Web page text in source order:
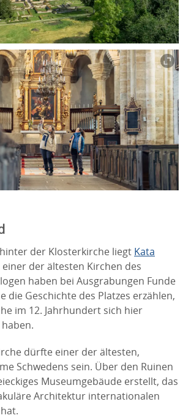
der Klosterkirche liegt Kata
einer der ältesten Kirchen des
haben bei Ausgrabungen Funde
die Geschichte des Platzes erzählen,
im 12. Jahrhundert sich hier
dürfte einer der ältesten,
Schwedens sein. Über den Ruinen
Museumgebäude erstellt, das
Architektur internationalen